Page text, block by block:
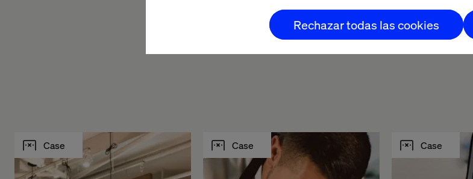
Rechazar todas las cookies
Case Case Case